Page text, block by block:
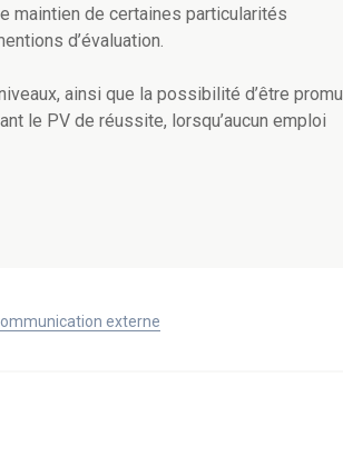
maintien de certaines particularités
d’évaluation.
ainsi que la possibilité d’être promu
le PV de réussite, lorsqu’aucun emploi
externe